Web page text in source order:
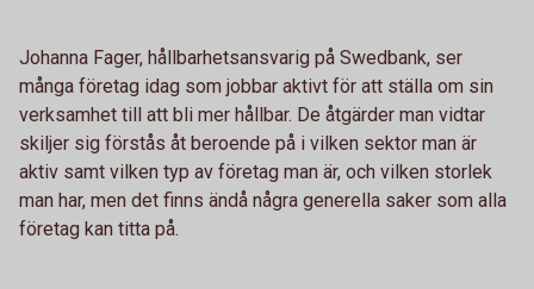
Johanna Fager, hållbarhetsansvarig på Swedbank, ser
många företag idag som jobbar aktivt för att ställa om sin
verksamhet till att bli mer hållbar. De åtgärder man vidtar
skiljer sig förstås åt beroende på i vilken sektor man är
aktiv samt vilken typ av företag man är, och vilken storlek
man har, men det finns ändå några generella saker som alla
företag kan titta på.